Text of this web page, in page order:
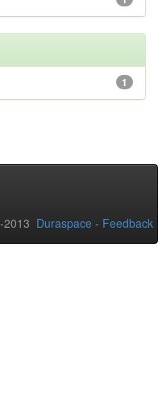
1
2013 Duraspace - Feedback